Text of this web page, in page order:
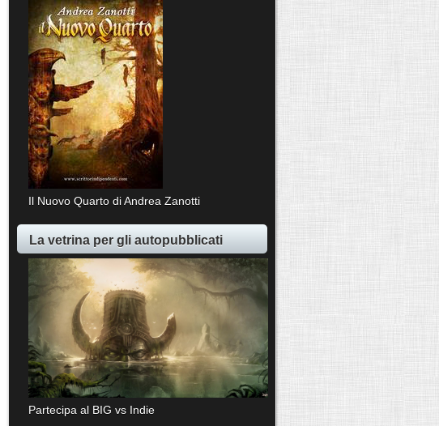
Il Nuovo Quarto di Andrea Zanotti
La vetrina per gli autopubblicati
Partecipa al BIG vs Indie